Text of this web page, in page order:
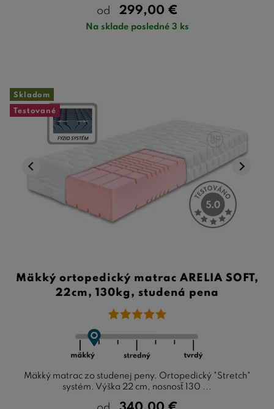
od 299,00 €
Na sklade posledné 3 ks
Skladom
Testované
Mäkký ortopedický matrac ARELIA SOFT,
22cm, 130kg, studená pena
Mäkký matrac zo studenej peny. Ortopedický "Stretch"
systém. Výška 22 cm, nosnosť 130 ...